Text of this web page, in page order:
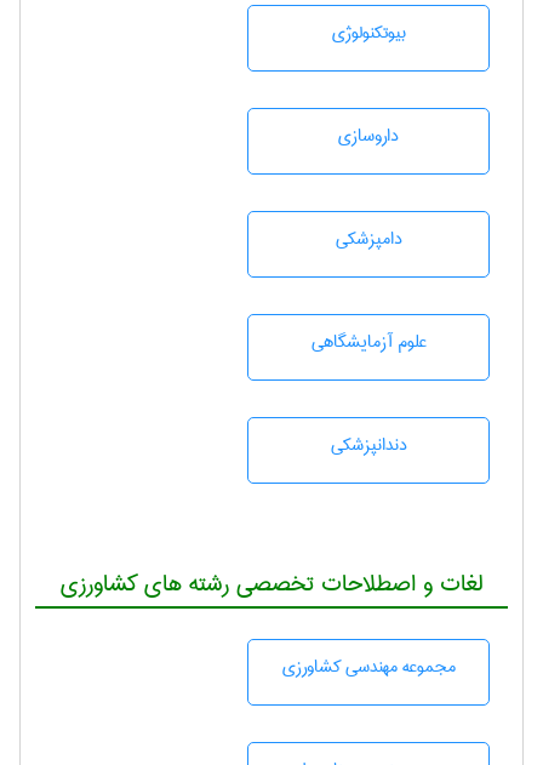
بيوتكنولوژی
داروسازی
دامپزشكی
علوم آزمايشگاهی
دندانپزشكی
لغات و اصطلاحات تخصصی رشته های کشاورزی
مجموعه مهندسی كشاورزی